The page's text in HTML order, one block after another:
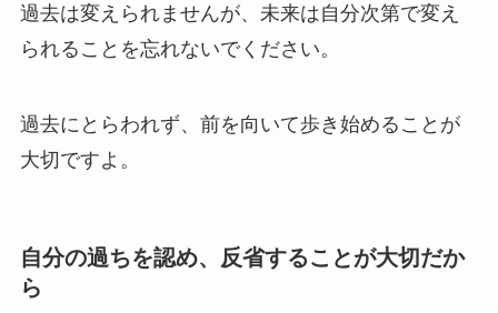
過去は変えられませんが、未来は自分次第で変え
られることを忘れないでください。
過去にとらわれず、前を向いて歩き始めることが
大切ですよ。
自分の過ちを認め、反省することが大切だか
ら